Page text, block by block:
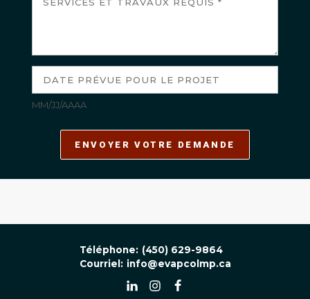
MM/JJ/AAAA
ENVOYER VOTRE DEMANDE
Téléphone: (450) 629-9864
Courriel: info@evapcolmp.ca